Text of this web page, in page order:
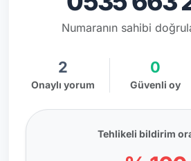
Numaranın sahibi
2
Onaylı yorum
0
Güvenli oy
Tehlikeli bildirim